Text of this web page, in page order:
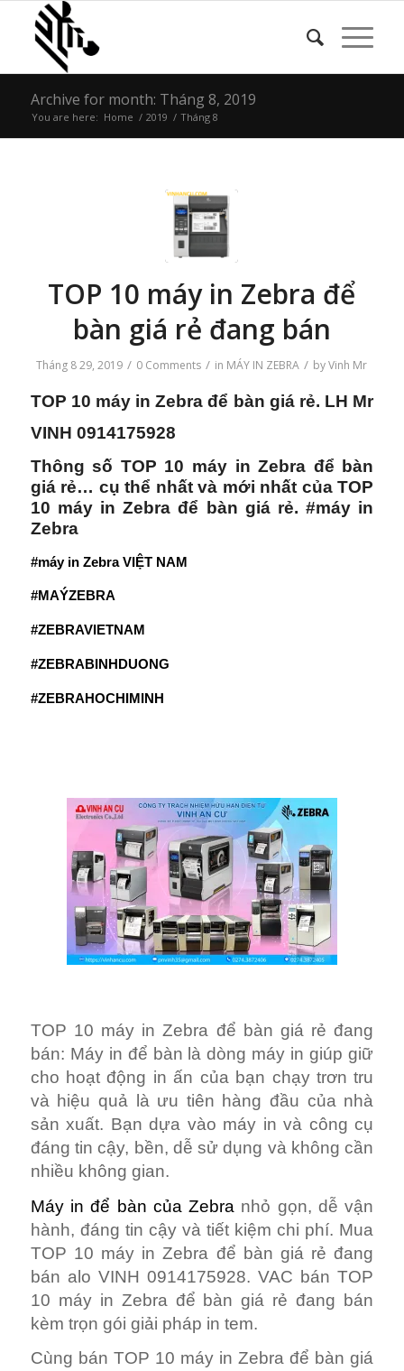
Archive for month: Tháng 8, 2019
You are here: Home / 2019 / Tháng 8
TOP 10 máy in Zebra để
bàn giá rẻ đang bán
Tháng 8 29, 2019 / 0 Comments / in MÁY IN ZEBRA / byVinh Mr
TOP 10 máy in Zebra để bàn giá rẻ. LH Mr
VINH 0914175928
Thông số TOP 10 máy in Zebra để bàn
giá rẻ… cụ thể nhất và mới nhất của TOP
10 máy in Zebra để bàn giá rẻ. #máy in
Zebra
#máy in Zebra VIỆT NAM
#MAÝZEBRA
#ZEBRAVIETNAM
#ZEBRABINHDUONG
#ZEBRAHOCHIMINH
TOP 10 máy in Zebra để bàn giá rẻ đang
bán: Máy in để bàn là dòng máy in giúp giữ
cho hoạt động in ấn của bạn chạy trơn tru
và hiệu quả là ưu tiên hàng đầu của nhà
sản xuất. Bạn dựa vào máy in và công cụ
đáng tin cậy, bền, dễ sử dụng và không cần
nhiều không gian.
Máy in để bàn của Zebra nhỏ gọn, dễ vận
hành, đáng tin cậy và tiết kiệm chi phí. Mua
TOP 10 máy in Zebra để bàn giá rẻ đang
bán alo VINH 0914175928. VAC bán TOP
10 máy in Zebra để bàn giá rẻ đang bán
kèm trọn gói giải pháp in tem.
Cùng bán TOP 10 máy in Zebra để bàn giá